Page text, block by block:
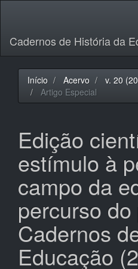
principal
Barra
Lateral
Cadernos de História da
Início Acervo
v. 20
Artigo Especial
Edição
estímulo à
campo da
percurso
Cadernos
Educação